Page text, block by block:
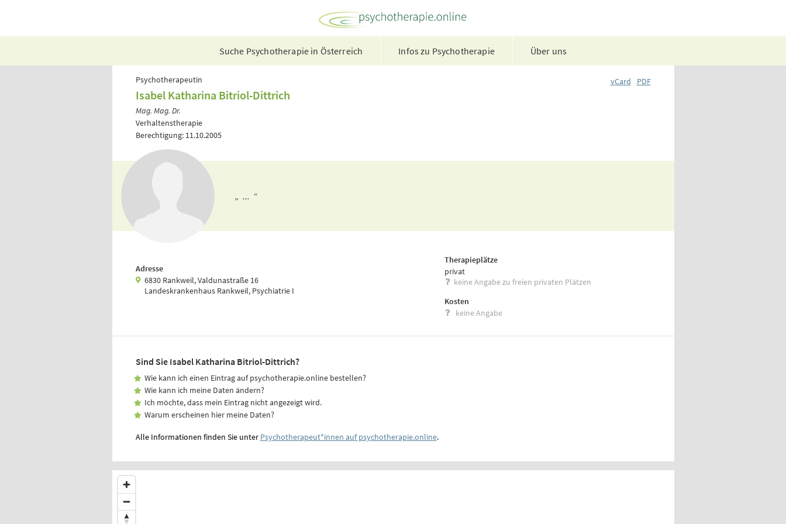
Suche Psychotherapie in Österreich Infos zu Psychotherapie Über uns
Psychotherapeutin
Isabel Katharina Bitriol-Dittrich
Mag. Mag. Dr.
Verhaltenstherapie
Berechtigung: 11.10.2005
vCard PDF
„ ... “
Adresse
6830 Rankweil, Valdunastraße 16
Landeskrankenhaus Rankweil, Psychiatrie I
Therapieplätze
privat
keine Angabe zu freien privaten Plätzen
Kosten
keine Angabe
Sind Sie Isabel Katharina Bitriol-Dittrich?
Wie kann ich einen Eintrag auf psychotherapie.online bestellen?
Wie kann ich meine Daten ändern?
Ich möchte, dass mein Eintrag nicht angezeigt wird.
Warum erscheinen hier meine Daten?
Alle Informationen finden Sie unter Psychotherapeut*innen auf psychotherapie.online.